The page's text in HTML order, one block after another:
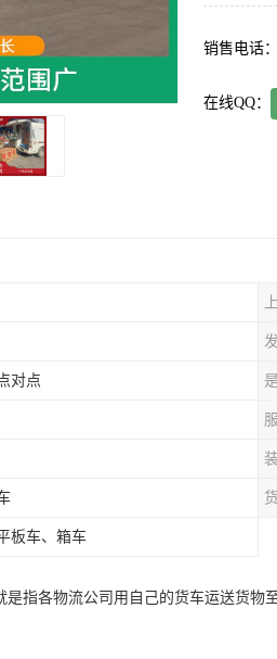
销售电话：
在线QQ：
对点
板车、箱车
指各物流公司用自己的货车运送货